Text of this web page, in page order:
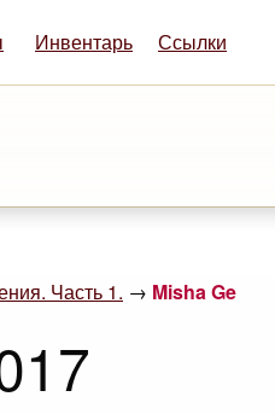
Инвентарь Ссылки
Часть 1. → Misha Ge